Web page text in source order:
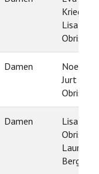
Krieger /
Lisa
Obrist
Damen
Noelia
Jurt /
Obrist
Damen
Lisa
Obrist /
Laura
Berger